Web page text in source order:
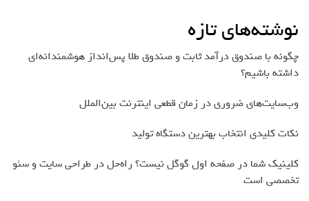
نوشته‌های تازه
چگونه با صندوق درآمد ثابت و صندوق طلا پس‌انداز هوشمندانه‌ای
داشته باشیم؟
وب‌سایت‌های ضروری در زمان قطعی اینترنت بین‌الملل
نکات کلیدی انتخاب بهترین دستگاه تولید
کلینیک شما در صفحه اول گوگل نیست؟ راه‌حل در طراحی سایت و سئو
تخصصی است